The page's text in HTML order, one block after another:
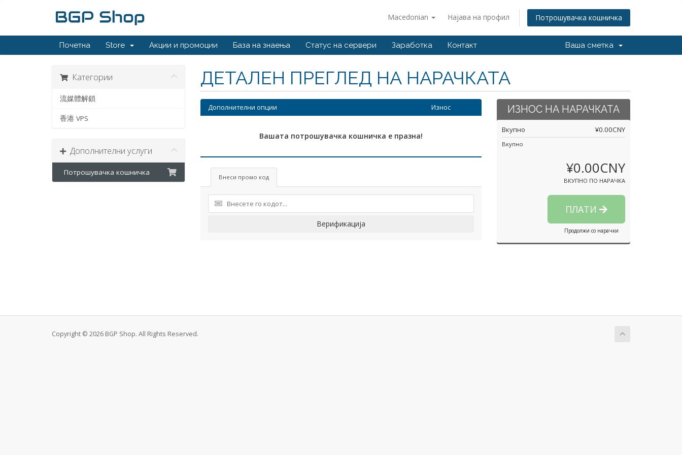
Macedonian Најава на профил Потрошувачка кошничка
Почетна Store Акции и промоции База на знаења Статус на сервери Заработка Контакт Ваша сметка
ДЕТАЛЕН ПРЕГЛЕД НА НАРАЧКАТА
Категории
流媒體解鎖
香港 VPS
Дополнителни услуги
Потрошувачка кошничка
Дополнителни опции Износ
Вашата потрошувачка кошничка е празна!
Внеси промо код
Верификација
ИЗНОС НА НАРАЧКАТА
Вкупно ¥0.00CNY
Вкупно
¥0.00CNY
ВКУПНО ПО НАРАЧКА
ПЛАТИ
Продолжи со нарачки
Copyright © 2026 BGP Shop. All Rights Reserved.